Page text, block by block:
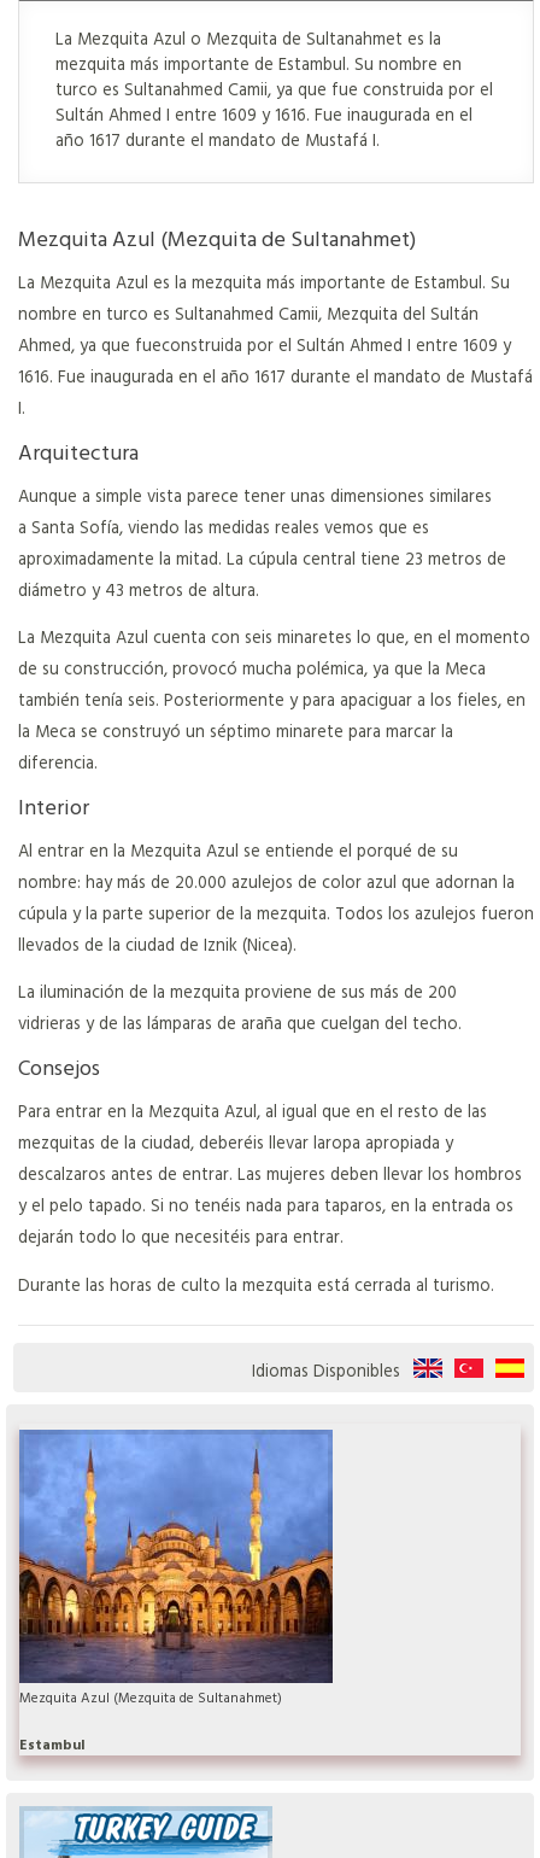
La Mezquita Azul o Mezquita de Sultanahmet es la
mezquita más importante de Estambul. Su nombre en
turco es Sultanahmed Camii, ya que fue construida por el
Sultán Ahmed I entre 1609 y 1616. Fue inaugurada en el
año 1617 durante el mandato de Mustafá I.
Mezquita Azul (Mezquita de Sultanahmet)
La Mezquita Azul es la mezquita más importante de Estambul. Su
nombre en turco es Sultanahmed Camii, Mezquita del Sultán
Ahmed, ya que fueconstruida por el Sultán Ahmed I entre 1609 y
1616. Fue inaugurada en el año 1617 durante el mandato de Mustafá
I.
Arquitectura
Aunque a simple vista parece tener unas dimensiones similares
a Santa Sofía, viendo las medidas reales vemos que es
aproximadamente la mitad. La cúpula central tiene 23 metros de
diámetro y 43 metros de altura.
La Mezquita Azul cuenta con seis minaretes lo que, en el momento
de su construcción, provocó mucha polémica, ya que la Meca
también tenía seis. Posteriormente y para apaciguar a los fieles, en
la Meca se construyó un séptimo minarete para marcar la
diferencia.
Interior
Al entrar en la Mezquita Azul se entiende el porqué de su
nombre: hay más de 20.000 azulejos de color azul que adornan la
cúpula y la parte superior de la mezquita. Todos los azulejos fueron
llevados de la ciudad de Iznik (Nicea).
La iluminación de la mezquita proviene de sus más de 200
vidrieras y de las lámparas de araña que cuelgan del techo.
Consejos
Para entrar en la Mezquita Azul, al igual que en el resto de las
mezquitas de la ciudad, deberéis llevar laropa apropiada y
descalzaros antes de entrar. Las mujeres deben llevar los hombros
y el pelo tapado. Si no tenéis nada para taparos, en la entrada os
dejarán todo lo que necesitéis para entrar.
Durante las horas de culto la mezquita está cerrada al turismo.
Idiomas Disponibles
Mezquita Azul (Mezquita de Sultanahmet)
Estambul